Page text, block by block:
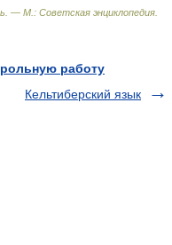
— М.: Советская энциклопедия
работу
Кельтиберский язык